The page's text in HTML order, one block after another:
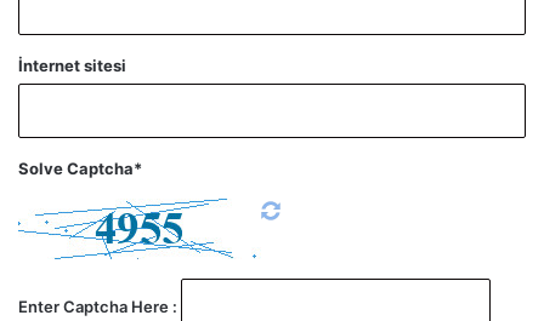
İnternet sitesi
Solve Captcha*
Enter Captcha Here :